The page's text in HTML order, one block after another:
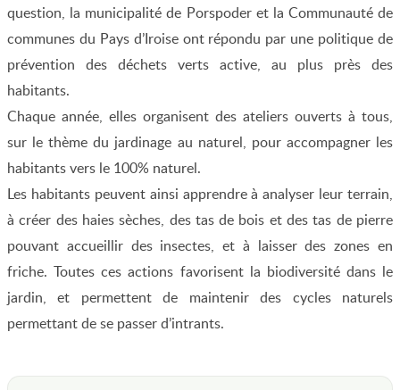
question, la municipalité de Porspoder et la Communauté de
communes du Pays d’Iroise ont répondu par une politique de
prévention des déchets verts active, au plus près des
habitants.
Chaque année, elles organisent des ateliers ouverts à tous,
sur le thème du jardinage au naturel, pour accompagner les
habitants vers le 100% naturel.
Les habitants peuvent ainsi apprendre à analyser leur terrain,
à créer des haies sèches, des tas de bois et des tas de pierre
pouvant accueillir des insectes, et à laisser des zones en
friche. Toutes ces actions favorisent la biodiversité dans le
jardin, et permettent de maintenir des cycles naturels
permettant de se passer d’intrants.